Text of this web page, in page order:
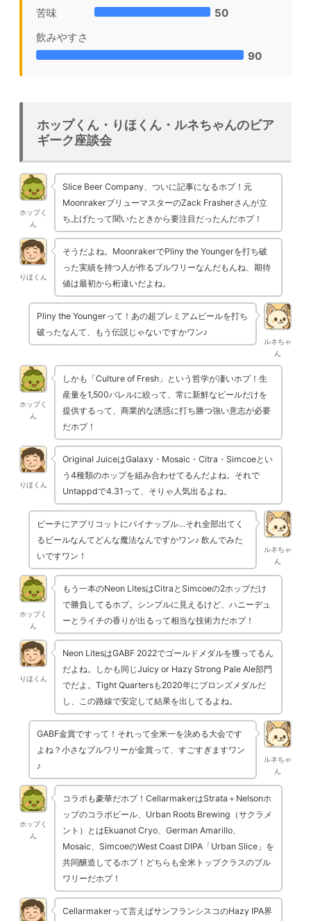
苦味
50
飲みやすさ
90
ホップくん・りほくん・ルネちゃんのビア
ギーク座談会
ホップく
ん
Slice Beer Company、ついに記事になるホプ！元
MoonrakerブリューマスターのZack Frasherさんが立
ち上げたって聞いたときから要注目だったんだホプ！
りほくん
そうだよね。MoonrakerでPliny the Youngerを打ち破
った実績を持つ人が作るブルワリーなんだもんね、期待
値は最初から桁違いだよね。
ルネちゃ
ん
Pliny the Youngerって！あの超プレミアムビールを打ち
破ったなんて、もう伝説じゃないですかワン♪
ホップく
ん
しかも「Culture of Fresh」という哲学が凄いホプ！生
産量を1,500バレルに絞って、常に新鮮なビールだけを
提供するって、商業的な誘惑に打ち勝つ強い意志が必要
だホプ！
りほくん
Original JuiceはGalaxy・Mosaic・Citra・Simcoeとい
う4種類のホップを組み合わせてるんだよね。それで
Untappdで4.31って、そりゃ人気出るよね。
ルネちゃ
ん
ピーチにアプリコットにパイナップル…それ全部出てく
るビールなんてどんな魔法なんですかワン♪ 飲んでみた
いですワン！
ホップく
ん
もう一本のNeon LitesはCitraとSimcoeの2ホップだけ
で勝負してるホプ。シンプルに見えるけど、ハニーデュ
ーとライチの香りが出るって相当な技術力だホプ！
りほくん
Neon LitesはGABF 2022でゴールドメダルを獲ってるん
だよね。しかも同じJuicy or Hazy Strong Pale Ale部門
でだよ。Tight Quartersも2020年にブロンズメダルだ
し、この路線で安定して結果を出してるよね。
ルネちゃ
ん
GABF金賞ですって！それって全米一を決める大会です
よね？小さなブルワリーが金賞って、すごすぎますワン
♪
ホップく
ん
コラボも豪華だホプ！CellarmakerはStrata＋Nelsonホ
ップのコラボビール、Urban Roots Brewing（サクラメ
ント）とはEkuanot Cryo、German Amarillo、
Mosaic、SimcoeのWest Coast DIPA「Urban Slice」を
共同醸造してるホプ！どちらも全米トップクラスのブル
ワリーだホプ！
Cellarmakerって言えばサンフランシスコのHazy IPA界